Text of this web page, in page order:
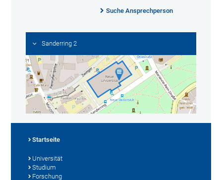
Suche Ansprechperson
Sanderring 2
Startseite
Universität
Studium
Forschung